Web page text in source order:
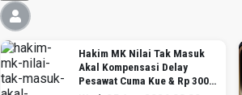
Hakim MK Nilai Tak Masuk
Akal Kompensasi Delay
Pesawat Cuma Kue & Rp 300